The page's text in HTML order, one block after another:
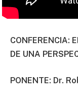
CONFERENCIA:
DE UNA
PONENTE: Dr.